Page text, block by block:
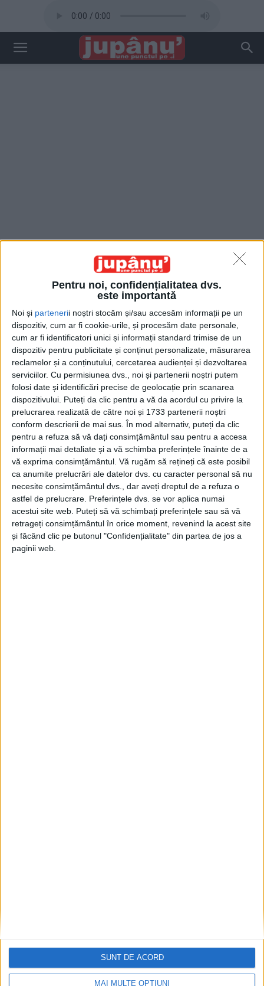
Pentru noi, confidențialitatea dvs.
este importantă
Noi și partenerii noștri stocăm și/sau accesăm informații pe un
dispozitiv, cum ar fi cookie-urile, și procesăm date personale,
cum ar fi identificatori unici și informații standard trimise de un
dispozitiv pentru publicitate și conținut personalizate, măsurarea
reclamelor și a conținutului, cercetarea audienței și dezvoltarea
serviciilor. Cu permisiunea dvs., noi și partenerii noștri putem
folosi date și identificări precise de geolocație prin scanarea
dispozitivului. Puteți da clic pentru a vă da acordul cu privire la
prelucrarea realizată de către noi și 1733 partenerii noștri
conform descrierii de mai sus. În mod alternativ, puteți da clic
pentru a refuza să vă dați consimțământul sau pentru a accesa
informații mai detaliate și a vă schimba preferințele înainte de a
vă exprima consimțământul. Vă rugăm să rețineți că este posibil
ca anumite prelucrări ale datelor dvs. cu caracter personal să nu
necesite consimțământul dvs., dar aveți dreptul de a refuza o
astfel de prelucrare. Preferințele dvs. se vor aplica numai
acestui site web. Puteți să vă schimbați preferințele sau să vă
retrageți consimțământul în orice moment, revenind la acest site
și făcând clic pe butonul "Confidențialitate" din partea de jos a
paginii web.
MAI MULTE OPȚIUNI
SUNT DE ACORD
Acasă Etichete Green Day
Etichetă: Green Day
Semne bune Anul are…
Jupanu - 9 ianuarie 2025